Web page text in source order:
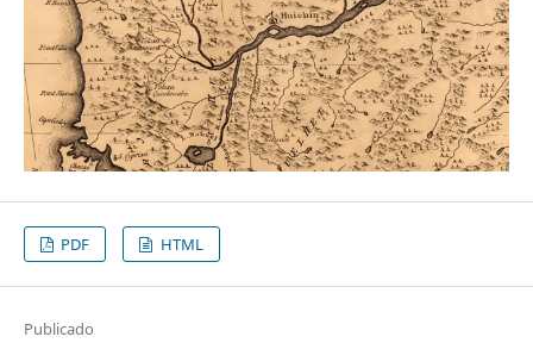
PDF HTML
Publicado